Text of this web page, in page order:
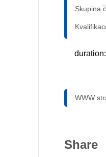
Skupina
WWW
Share